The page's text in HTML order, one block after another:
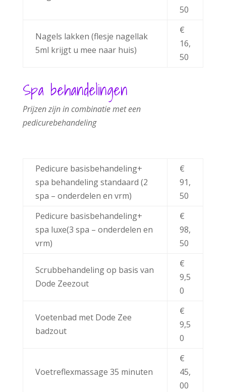
50
Nagels lakken (flesje nagellak
5ml krijgt u mee naar huis)
€
16,
50
Spa behandelingen
Prijzenzijnincombinatiemeteen
pedicurebehandeling
Pedicure basisbehandeling+
spa behandeling standaard (2
spa – onderdelen en vrm)
€
91,
50
Pedicure basisbehandeling+
spa luxe(3 spa – onderdelen en
vrm)
€
98,
50
Scrubbehandeling op basis van
Dode Zeezout
€
9,5
0
Voetenbad met Dode Zee
badzout
€
9,5
0
Voetreflexmassage 35 minuten
€
45,
00